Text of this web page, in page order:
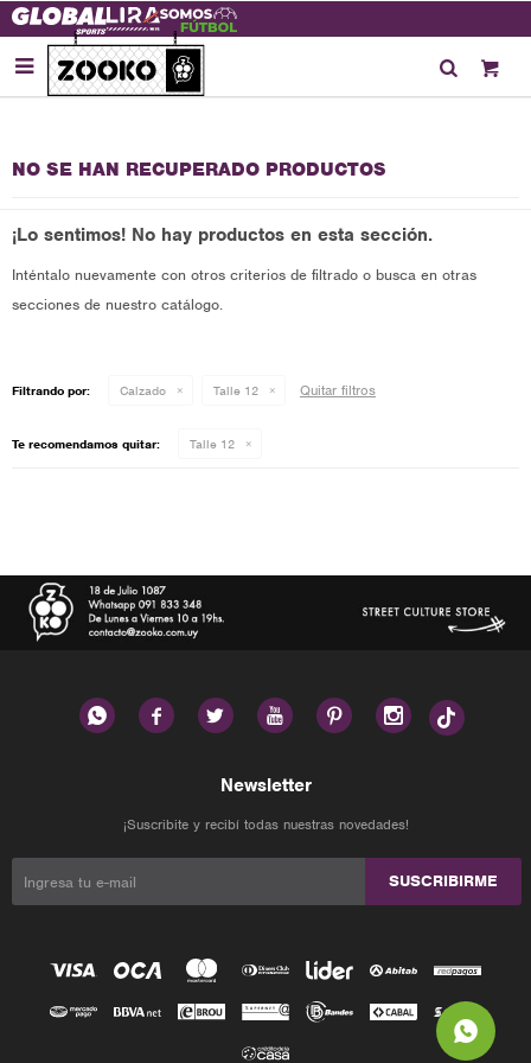

NO SE HAN RECUPERADO PRODUCTOS
¡Lo sentimos! No hay productos en esta sección.
Inténtalo nuevamente con otros criterios de filtrado o busca en otras
secciones de nuestro catálogo.
Filtrando por: Calzado Talle 12 Quitar filtros
Te recomendamos quitar: Talle 12
     
Newsletter
¡Suscribite y recibí todas nuestras novedades!
SUSCRIBIRME